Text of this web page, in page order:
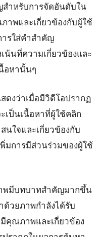
ำหรับการจัดอันดับใน
าพและเกี่ยวข้องกับผู้ใช้
ารใส่คำสำคัญ
น้นที่ความเกี่ยวข้องและ
อหานั้นๆ
ดงว่าเมื่อมีวิดีโอปรากฏ
เป็นเนื้อหาที่ผู้ใช้คลิก
นใจและเกี่ยวข้องกับ
มการมีส่วนร่วมของผู้ใช้
าพมีบทบาทสำคัญมากขึ้น
ด้วยภาพกำลังได้รับ
คุณภาพและเกี่ยวข้อง